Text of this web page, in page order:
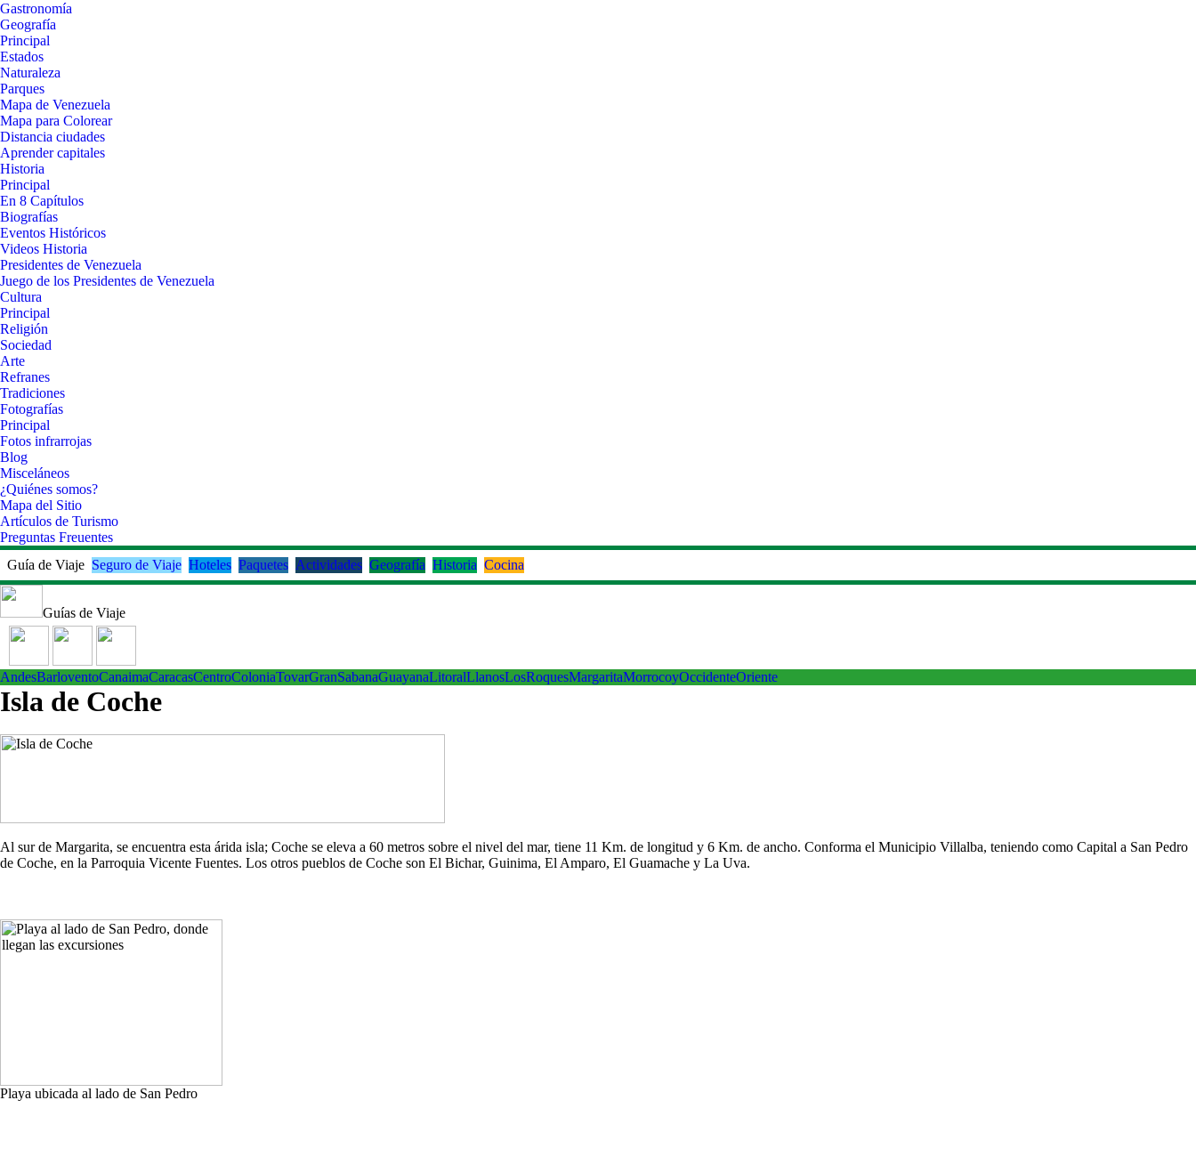
Gastronomía
Geografía
Principal
Estados
Naturaleza
Parques
Mapa de Venezuela
Mapa para Colorear
Distancia ciudades
Aprender capitales
Historia
Principal
En 8 Capítulos
Biografías
Eventos Históricos
Videos Historia
Presidentes de Venezuela
Juego de los Presidentes de Venezuela
Cultura
Principal
Religión
Sociedad
Arte
Refranes
Tradiciones
Fotografías
Principal
Fotos infrarrojas
Blog
Misceláneos
¿Quiénes somos?
Mapa del Sitio
Artículos de Turismo
Preguntas Freuentes
Guía de Viaje Seguro de Viaje Hoteles Paquetes Actividades Geografía Historia Cocina
Guías de Viaje
AndesBarloventoCanaimaCaracasCentroColoniaTovarGranSabanaGuayanaLitoralLlanosLosRoquesMargaritaMorrocoyOccidenteOriente
Isla de Coche
Al sur de Margarita, se encuentra esta árida isla; Coche se eleva a 60 metros sobre el nivel del mar, tiene 11 Km. de longitud y 6 Km. de ancho. Conforma el Municipio Villalba, teniendo como Capital a San Pedro
de Coche, en la Parroquia Vicente Fuentes. Los otros pueblos de Coche son El Bichar, Guinima, El Amparo, El Guamache y La Uva.
Playa ubicada al lado de San Pedro